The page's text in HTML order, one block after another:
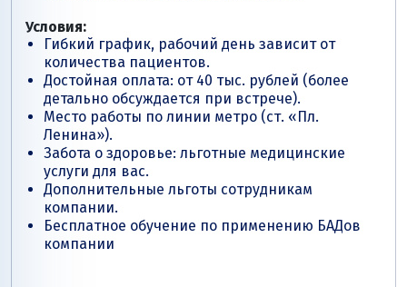
Условия:
Гибкий график, рабочий день зависит от
количества пациентов.
Достойная оплата: от 40 тыс. рублей (более
детально обсуждается при встрече).
Место работы по линии метро (ст. «Пл.
Ленина»).
Забота о здоровье: льготные медицинские
услуги для вас.
Дополнительные льготы сотрудникам
компании.
Бесплатное обучение по применению БАДов
компании